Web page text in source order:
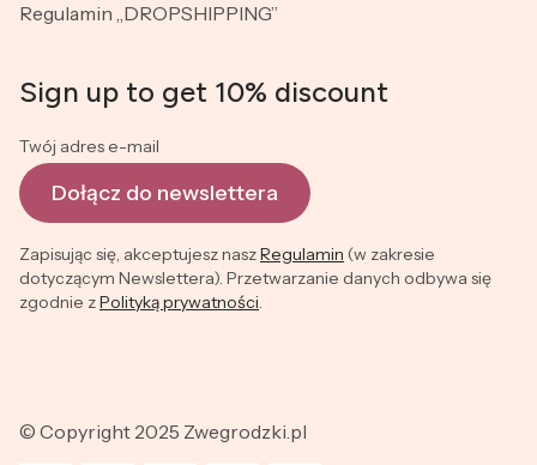
Regulamin „DROPSHIPPING”
Sign up to get 10% discount
Twój adres e-mail
Dołącz do newslettera
Zapisując się, akceptujesz naszRegulamin (w zakresie
dotyczącym Newslettera). Przetwarzanie danych odbywa się
zgodnie zPolityką prywatności.
© Copyright 2025 Zwegrodzki.pl